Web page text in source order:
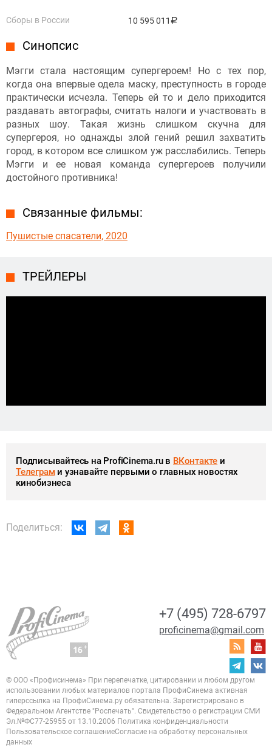
Сборы в России 10 595 011руб.
Синопсис
Мэгги стала настоящим супергероем! Но с тех пор,
когда она впервые одела маску, преступность в городе
практически исчезла. Теперь ей то и дело приходится
раздавать автографы, считать налоги и участвовать в
разных шоу. Такая жизнь слишком скучна для
супергероя, но однажды злой гений решил захватить
город, в котором все слишком уж расслабились. Теперь
Мэгги и ее новая команда супергероев получили
достойного противника!
Связанные фильмы:
Пушистые спасатели, 2020
ТРЕЙЛЕРЫ
Подписывайтесь на ProfiCinema.ru в ВКонтакте и
Телеграми узнавайте первыми о главных новостях
кинобизнеса
Поделиться:
+7 (495) 728-6797
proficinema@gmail.com
© ООО «Профисинема» При перепечатке, цитировании и любом другом
использовании любых материалов портала ПрофиСинема активная
гиперссылка на ПрофиСинема.ру обязательна. Зарегистрировано в
Федеральном Агентстве "Роспечать". Свидетельство о регистрации СМИ
Эл.№ФС77-25955 от 13.10.2006 Политика конфиденциальности
Пользовательское соглашениеСогласие на обработку персональных
данных